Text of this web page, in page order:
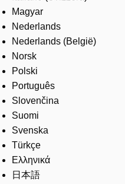
Magyar
Nederlands
Nederlands (België)
Norsk
Polski
Português
Slovenčina
Suomi
Svenska
Türkçe
Ελληνικά
日本語